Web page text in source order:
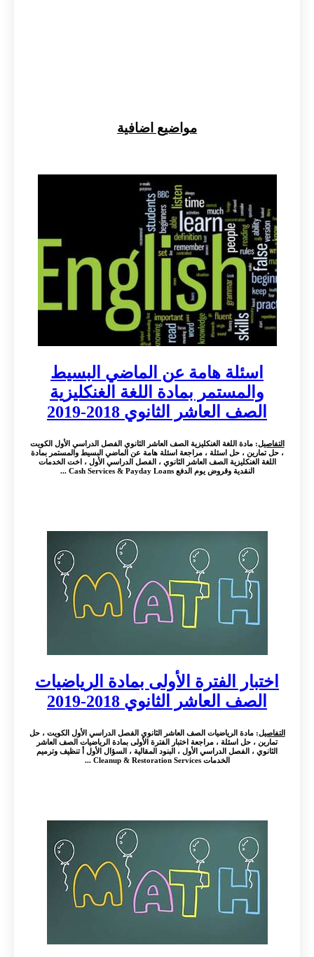
مواضيع اضافية
اسئلة هامة عن الماضي البسيط
والمستمر بمادة اللغة الغنكليزية
الصف العاشر الثانوي 2018-2019
التفاصيل: مادة اللغة الغنكليزية الصف العاشر الثانوي الفصل الدراسي الأول الكويت
، حل تمارين ، حل اسئلة ، مراجعة اسئلة هامة عن الماضي البسيط والمستمر بمادة
اللغة الغنكليزية الصف العاشر الثانوي ، الفصل الدراسي الأول ، اخت الخدمات
النقدية وقروض يوم الدفع Cash Services & Payday Loans ...
اختبار الفترة الأولى بمادة الرياضيات
الصف العاشر الثانوي 2018-2019
التفاصيل: مادة الرياضيات الصف العاشر الثانوي الفصل الدراسي الأول الكويت ، حل
تمارين ، حل اسئلة ، مراجعة اختبار الفترة الأولى بمادة الرياضيات الصف العاشر
الثانوي ، الفصل الدراسي الأول ، البنود المقالية ، السؤال الأول أ تنظيف وترميم
الخدمات Cleanup & Restoration Services ...